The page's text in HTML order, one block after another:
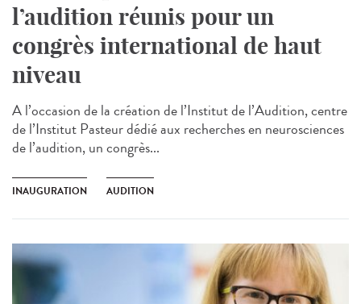
l’audition réunis pour un
congrès international de haut
niveau
A l’occasion de la création de l’Institut de l’Audition, centre
de l’Institut Pasteur dédié aux recherches en neurosciences
de l’audition, un congrès...
INAUGURATION AUDITION